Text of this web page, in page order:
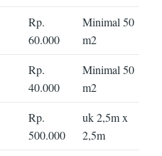
Rp.
60.000
Minimal 50
m2
Rp.
40.000
Minimal 50
m2
Rp.
500.000
uk 2,5m x
2,5m